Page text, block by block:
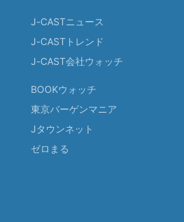
J-CASTニュース
J-CASTトレンド
J-CAST会社ウォッチ
BOOKウォッチ
東京バーゲンマニア
Jタウンネット
ゼロまる